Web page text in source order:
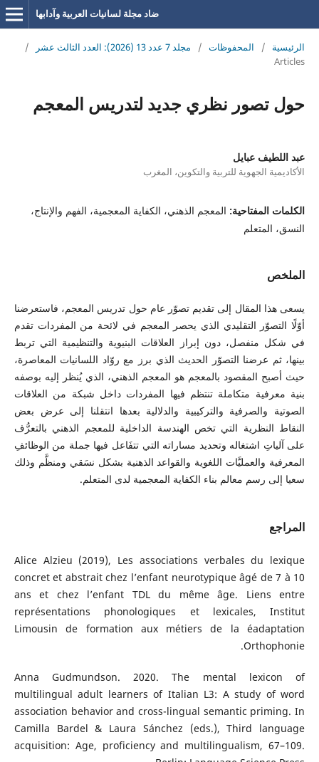
ضاد مجلة لسانيات العربية وآدابها
الرئيسية / المحفوظات / مجلد 7 عدد 13 (2026): العدد الثالث عشر
/
Articles
حول تصور نظري جديد لتدريس المعجم
عبد اللطيف عبايل
الأكاديمية الجهوية للتربية والتكوين، المغرب
الكلمات المفتاحية: المعجم الذهني، الكفاية المعجمية، الفهم والإنتاج،
النسق، المتعلم
الملخص
يسعى هذا المقال إلى تقديم تصوّر عام حول تدريس المعجم، فاستعرضنا
أوّلًا التصوّر التقليدي الذي يحصر المعجم في لائحة من المفردات تقدم
في شكل منفصل، دون إبراز العلاقات البنيوية والتنظيمية التي تربط
بينها، ثم عرضنا التصوّر الحديث الذي برز مع روّاد اللسانيات المعاصرة،
حيث أصبح المقصود بالمعجم هو المعجم الذهني، الذي يُنظر إليه بوصفه
بنية معرفية متكاملة تنتظم فيها المفردات داخل شبكة من العلاقات
الصوتية والصرفية والتركيبية والدلالية بعدها انتقلنا إلى عرض بعض
النقاط النظرية التي تخص الهندسة الداخلية للمعجم الذهني بالتعرُّف
على آلياتِ اشتغاله وتحديد مساراته التي تتفَاعل فيها جملة من الوظائفِ
المعرفية والعمليَّات اللغوية والقواعد الذهنية بشكل نسَقي ومنظَّم وذلك
سعيا إلى رسم معالم بناء الكفاية المعجمية لدى المتعلم.
المراجع
Alice Alzieu (2019), Les associations verbales du lexique
concret et abstrait chez l’enfant neurotypique âgé de 7 à 10
ans et chez l’enfant TDL du même âge. Liens entre
représentations phonologiques et lexicales, Institut
Limousin de formation aux métiers de la éadaptation
Orthophonie.
Anna Gudmundson. 2020. The mental lexicon of
multilingual adult learners of Italian L3: A study of word
association behavior and cross-lingual semantic priming. In
Camilla Bardel & Laura Sánchez (eds.), Third language
acquisition: Age, proficiency and multilingualism, 67–109.